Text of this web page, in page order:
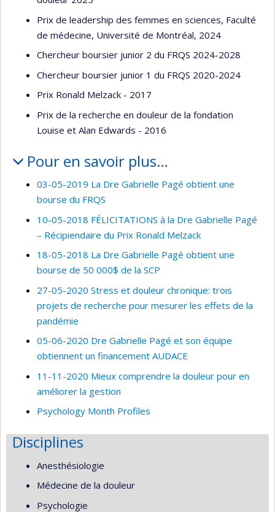
Prix de leadership des femmes en sciences, Faculté
de médecine, Université de Montréal, 2024
Chercheur boursier junior 2 du FRQS 2024-2028
Chercheur boursier junior 1 du FRQS 2020-2024
Prix Ronald Melzack - 2017
Prix de la recherche en douleur de la fondation
Louise et Alan Edwards - 2016
Pour en savoir plus…
03-05-2019 La Dre Gabrielle Pagé obtient une
bourse du FRQS
10-05-2018 FÉLICITATIONS à la Dre Gabrielle Pagé
– Récipiendaire du Prix Ronald Melzack
18-05-2018 La Dre Gabrielle Pagé obtient une
bourse de 50 000$ de la SCP
27-05-2020 Stress et douleur chronique: trois
projets de recherche pour mesurer les effets de la
pandémie
05-06-2020 Dre Gabrielle Pagé et son équipe
obtiennent un financement AUDACE
11-11-2020 Mieux comprendre la douleur pour en
améliorer la gestion
Psychology Month Profiles
Disciplines
Anesthésiologie
Médecine de la douleur
Psychologie